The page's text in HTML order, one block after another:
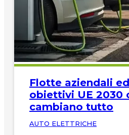
Flotte aziendali
obiettivi UE 2030
cambiano tutto
AUTO ELETTRICHE